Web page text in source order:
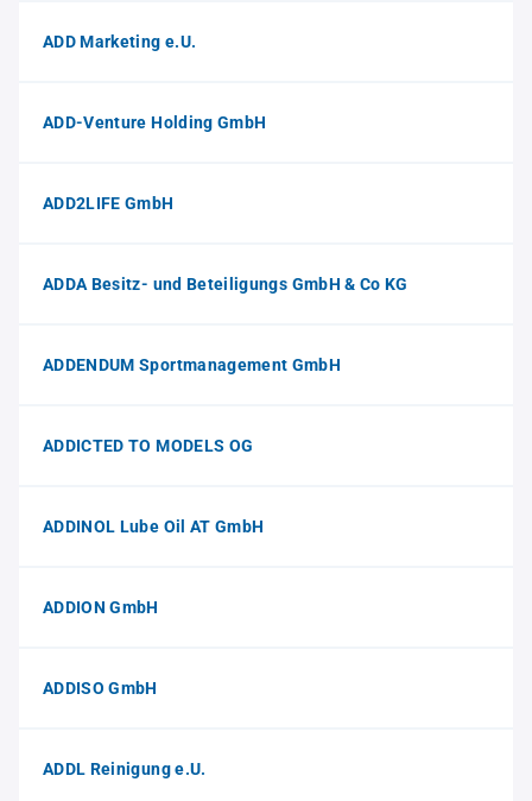
ADD Marketing e.U.
ADD-Venture Holding GmbH
ADD2LIFE GmbH
ADDA Besitz- und Beteiligungs GmbH & Co KG
ADDENDUM Sportmanagement GmbH
ADDICTED TO MODELS OG
ADDINOL Lube Oil AT GmbH
ADDION GmbH
ADDISO GmbH
ADDL Reinigung e.U.